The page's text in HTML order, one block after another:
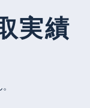
実績